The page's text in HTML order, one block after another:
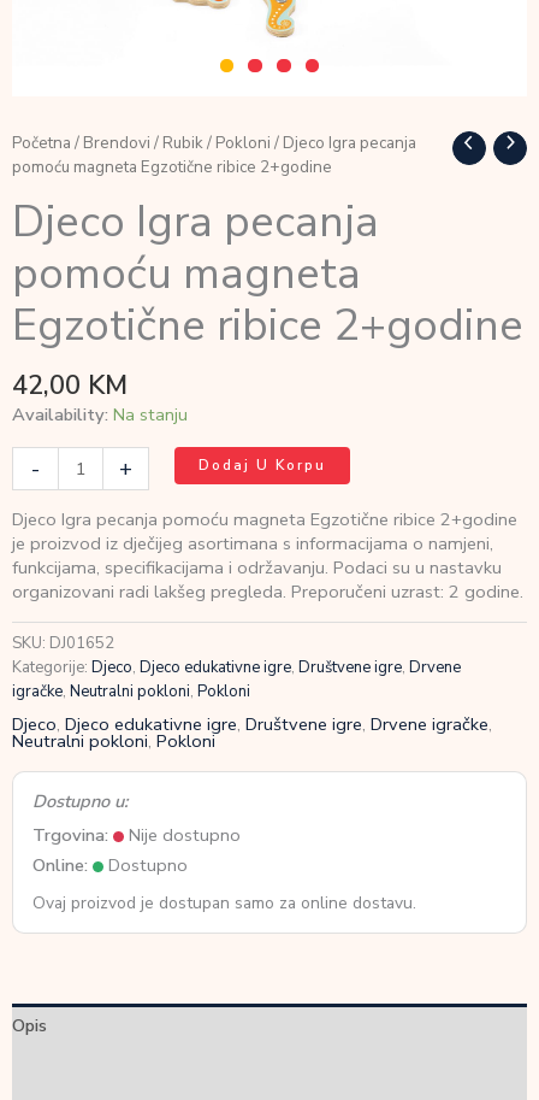
Početna / Brendovi / Rubik/ Pokloni / Djeco Igra pecanja
pomoću magneta Egzotične ribice 2+godine
Djeco Igra pecanja
pomoću magneta
Egzotične ribice 2+godine
42,00 KM
Availability: Na stanju
-
pomoću
magneta
Egzotične
ribice
2+godine
količina
+ Dodaj U Korpu
Djeco Igra pecanja pomoću magneta Egzotične ribice 2+godine
je proizvod iz dječijeg asortimana s informacijama o namjeni,
funkcijama, specifikacijama i održavanju. Podaci su u nastavku
organizovani radi lakšeg pregleda. Preporučeni uzrast: 2 godine.
SKU: DJ01652
Kategorije: Djeco, Djeco edukativne igre, Društvene igre, Drvene
igračke, Neutralni pokloni, Pokloni
Djeco, Djeco edukativne igre, Društvene igre, Drvene igračke,
Neutralni pokloni, Pokloni
Dostupno u:
Trgovina:
Nije dostupno
Online:
Dostupno
Ovaj proizvod je dostupan samo za online dostavu.
Opis